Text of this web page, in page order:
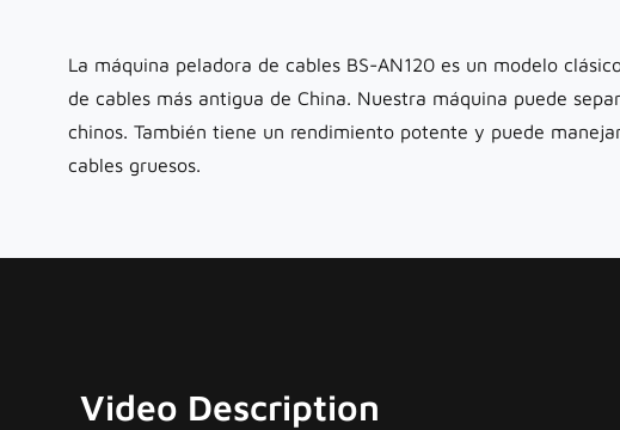
La máquina peladora de cables BS-AN120 es un modelo
de cables más antigua de China. Nuestra máquina puede
chinos. También tiene un rendimiento potente y puede
cables gruesos.
Video Description